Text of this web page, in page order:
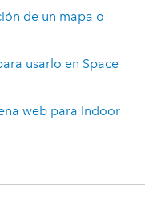
de un mapa o
usarlo en Space
web para Indoor